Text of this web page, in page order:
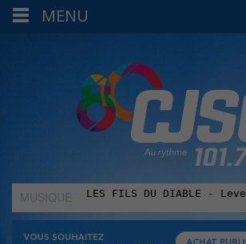
MUSIQUE
:
MENU